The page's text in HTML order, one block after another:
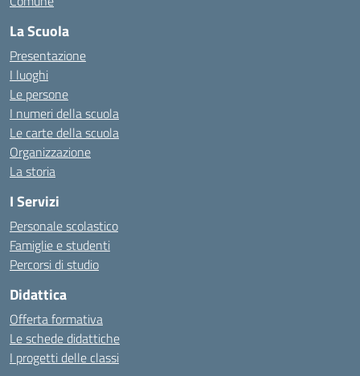
La Scuola
Presentazione
I luoghi
Le persone
I numeri della scuola
Le carte della scuola
Organizzazione
La storia
I Servizi
Personale scolastico
Famiglie e studenti
Percorsi di studio
Didattica
Offerta formativa
Le schede didattiche
I progetti delle classi